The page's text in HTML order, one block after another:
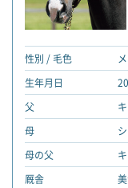
性別 / 毛色
生年月日
父
母
母の父
厩舎